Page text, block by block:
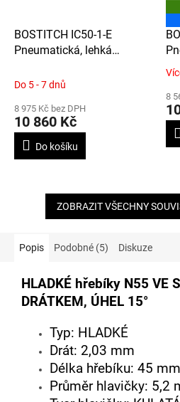
BOSTITCH IC50-1-E
Pneumatická, lehká
N55 ve svitku, délky 25-
Do 5 - 7 dnů
8 975 Kč bez DPH
10 860 Kč
Do košíku
je
5,0
8
ZOBRAZIT VŠECHNY
Popis Podobné (5) Diskuze
HLADKÉ hřebíky N55 VE
DRÁTKEM, ÚHEL 15°
Typ: HLADKÉ
Drát: 2,03 mm
Délka hřebíku: 45 mm
Průměr hlavičky: 5,2